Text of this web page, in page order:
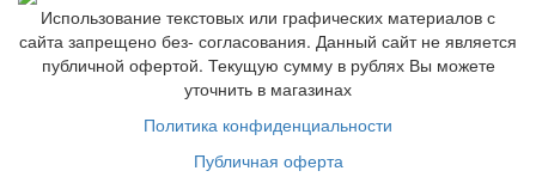
Использование текстовых или графических материалов с
сайта запрещено без- согласования. Данный сайт не является
публичной офертой. Текущую сумму в рублях Вы можете
уточнить в магазинах
Политика конфиденциальности
Публичная оферта